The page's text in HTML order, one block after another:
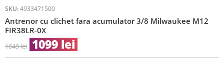
SKU: 4933471500
Antrenor cu clichet fara acumulator 3/8 Milwaukee M12
FIR38LR-0X
1649lei 1099 lei